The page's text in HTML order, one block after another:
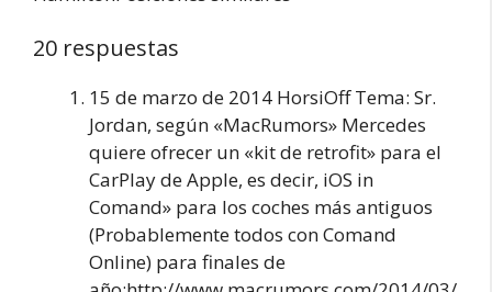
20 respuestas
15 de marzo de 2014 HorsiOff Tema: Sr.
Jordan, según «MacRumors» Mercedes
quiere ofrecer un «kit de retrofit» para el
CarPlay de Apple, es decir, iOS in
Comand» para los coches más antiguos
(Probablemente todos con Comand
Online) para finales de